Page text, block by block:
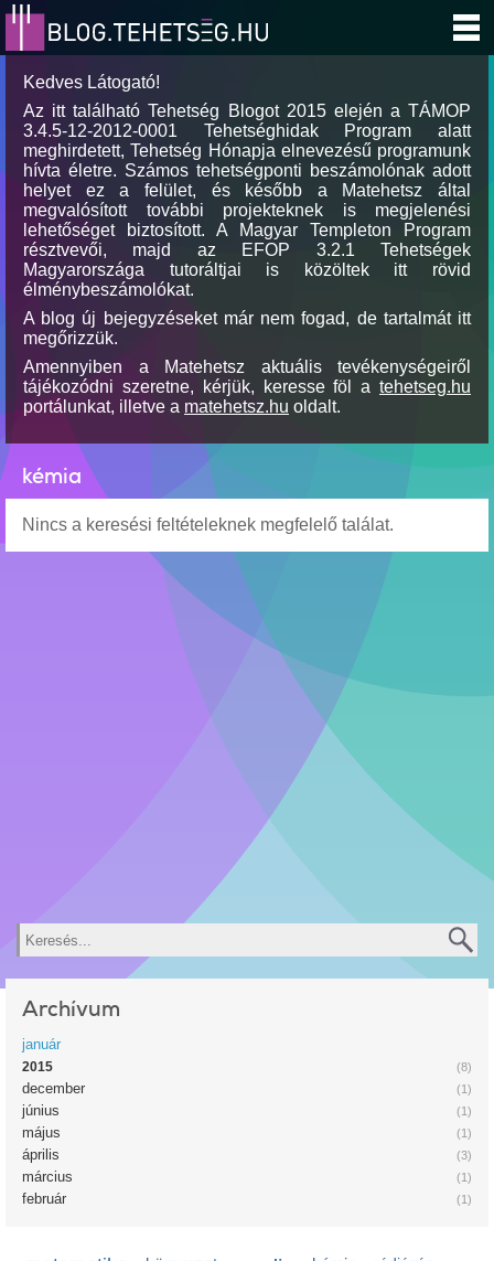
Kedves Látogató!
Az itt található Tehetség Blogot 2015 elején a TÁMOP
3.4.5-12-2012-0001 Tehetséghidak Program alatt
meghirdetett, Tehetség Hónapja elnevezésű programunk
hívta életre. Számos tehetségponti beszámolónak adott
helyet ez a felület, és később a Matehetsz által
megvalósított további projekteknek is megjelenési
lehetőséget biztosított. A Magyar Templeton Program
résztvevői, majd az EFOP 3.2.1 Tehetségek
Magyarországa tutoráltjai is közöltek itt rövid
élménybeszámolókat.
A blog új bejegyzéseket már nem fogad, de tartalmát itt
megőrizzük.
Amennyiben a Matehetsz aktuális tevékenységeiről
tájékozódni szeretne, kérjük, keresse föl a tehetseg.hu
portálunkat, illetve a matehetsz.hu oldalt.
kémia
Nincs a keresési feltételeknek megfelelő találat.
Keresés
Archívum
január
(8)
2015
(1)
december
(1)
június
(1)
május
(3)
április
(1)
március
(1)
február